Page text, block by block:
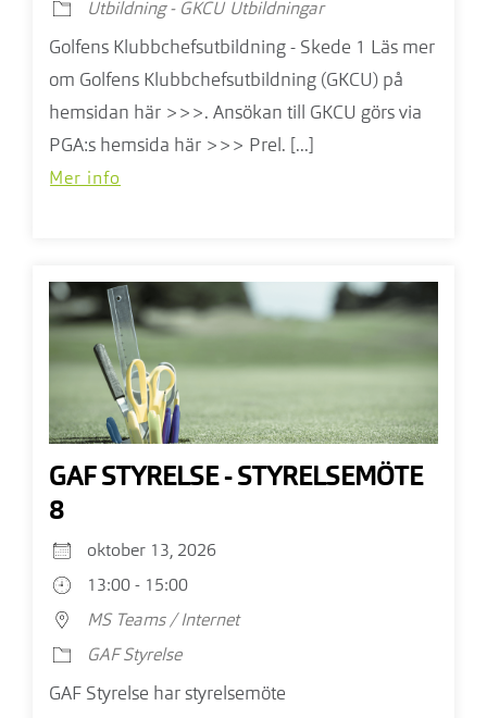
Utbildning - GKCU Utbildningar
Golfens Klubbchefsutbildning - Skede 1 Läs mer
om Golfens Klubbchefsutbildning (GKCU) på
hemsidan här >>>. Ansökan till GKCU görs via
PGA:s hemsida här >>> Prel. [...]
Mer info
GAF STYRELSE - STYRELSEMÖTE
8
oktober 13, 2026
13:00 - 15:00
MS Teams / Internet
GAF Styrelse
GAF Styrelse har styrelsemöte